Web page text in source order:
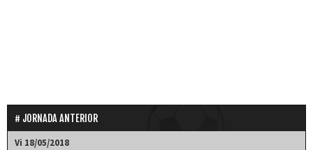
JORNADA ANTERIOR
Vi 18/05/2018